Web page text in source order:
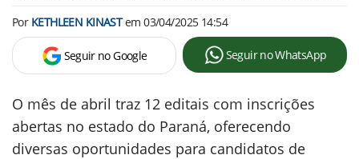
Por KETHLEEN KINASTem03/04/2025 14:54
Seguir no Google Seguir no WhatsApp
O mês de abril traz 12 editais com inscrições
abertas no estado do Paraná, oferecendo
diversas oportunidades para candidatos de